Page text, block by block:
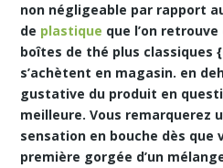
non négligeable par rapport
de plastique que l’on
boîtes de thé plus classiques
s’achètent en magasin. en
gustative du produit en
meilleure. Vous remarquerez
sensation en bouche dès que
première gorgée d’un